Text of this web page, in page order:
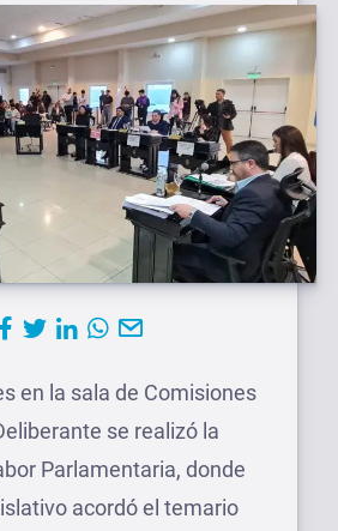
en la sala de Comisiones
se realizó la
Parlamentaria, donde
acordó el temario